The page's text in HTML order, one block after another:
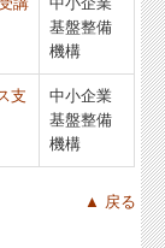
基盤整備
機構
支
中小企業
基盤整備
機構
▲ 戻る